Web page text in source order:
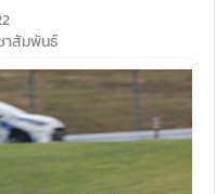
าสัมพันธ์